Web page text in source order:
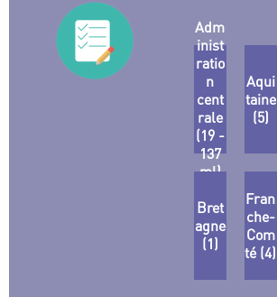
Adm
inist
ratio
n
cent
rale
(19 -
137
ml)
Aqui
taine
(5)
Bret
agne
(1)
Fran
che-
Com
té (4)